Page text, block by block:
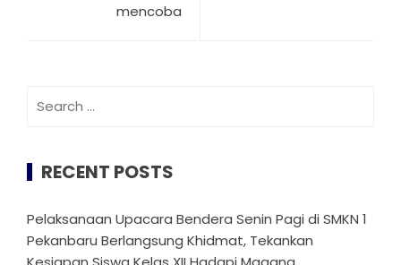
mencoba
for:
RECENT POSTS
Pelaksanaan Upacara Bendera Senin Pagi di SMKN 1
Pekanbaru Berlangsung Khidmat, Tekankan